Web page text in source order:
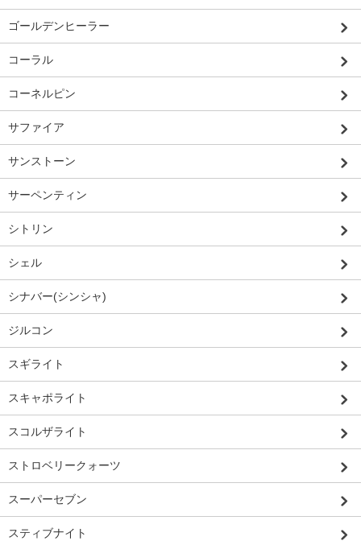
ゴールデンヒーラー
コーラル
コーネルピン
サファイア
サンストーン
サーペンティン
シトリン
シェル
シナバー(シンシャ)
ジルコン
スギライト
スキャポライト
スコルザライト
ストロベリークォーツ
スーパーセブン
スティブナイト